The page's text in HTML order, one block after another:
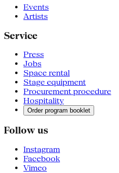
Events
Artists
Service
Press
Jobs
Space rental
Stage equipment
Procurement procedure
Hospitality
Order program booklet
Follow us
Instagram
Facebook
Vimeo